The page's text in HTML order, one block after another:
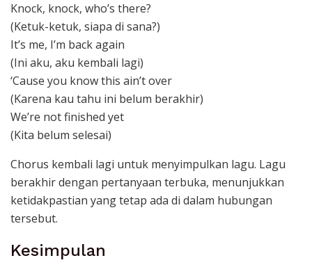
Knock, knock, who’s there?
(Ketuk-ketuk, siapa di sana?)
It’s me, I’m back again
(Ini aku, aku kembali lagi)
‘Cause you know this ain’t over
(Karena kau tahu ini belum berakhir)
We’re not finished yet
(Kita belum selesai)
Chorus kembali lagi untuk menyimpulkan lagu. Lagu
berakhir dengan pertanyaan terbuka, menunjukkan
ketidakpastian yang tetap ada di dalam hubungan
tersebut.
Kesimpulan